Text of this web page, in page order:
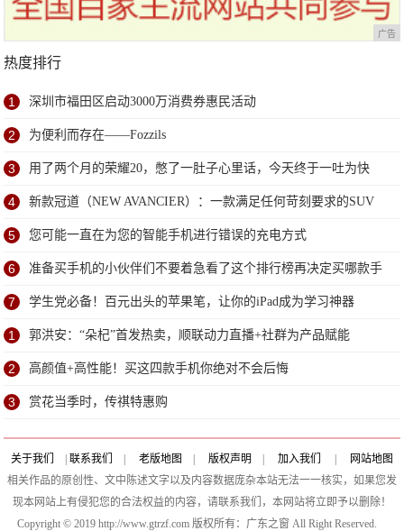
广告
热度排行
1 深圳市福田区启动3000万消费券惠民活动
2 为便利而存在——Fozzils
3 用了两个月的荣耀20，憋了一肚子心里话，今天终于一吐为快
4 新款冠道（NEW AVANCIER）：一款满足任何苛刻要求的SUV
5 您可能一直在为您的智能手机进行错误的充电方式
6 准备买手机的小伙伴们不要着急看了这个排行榜再决定买哪款手
机吧
7 学生党必备！百元出头的苹果笔，让你的iPad成为学习神器
1 郭洪安：“朵杞”首发热卖，顺联动力直播+社群为产品赋能
2 高颜值+高性能！买这四款手机你绝对不会后悔
3 赏花当季时，传祺特惠购
关于我们 联系我们 老版地图 版权声明 加入我们
网站地图
相关作品的原创性、文中陈述文字以及内容数据庞杂本站无法一一核实，如果您发
现本网站上有侵犯您的合法权益的内容，请联系我们，本网站将立即予以删除！
Copyright © 2019 http://www.gtrzf.com 版权所有：广东之窗 All Right Reserved.